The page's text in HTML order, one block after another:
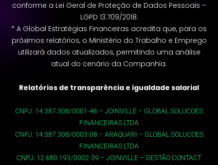
conforme a Lei Geral de Proteção de Dados Pessoais –
LGPD 13.709/2018.
* A Global Estratégias Financeiras acredita que, para os
próximos relatórios, o Ministério do Trabalho e Emprego
utilizará dados atualizados, permitindo uma análise
atual do cenário da Companhia.
Relatórios de transparência e igualdade salarial
CNPJ: 14.387.308/0001-46 – JOINVILLE – GLOBAL SOLUCOES
FINANCEIRAS LTDA
CNPJ: 14.387.308/0003-08 – ARAQUARI – GLOBAL SOLUCOES
FINANCEIRAS LTDA
CNPJ: 12.680.193/0002-39 – JOINVILLE – GESTÃO CONTACT